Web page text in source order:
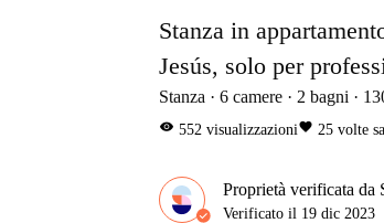
Stanza in
Jesús, solo per
Stanza 6 camere 2 bagni
visibility 552 visualizzazionifavorite 25 volte
Proprietà verificata da
Verificato il 19 dic 2023